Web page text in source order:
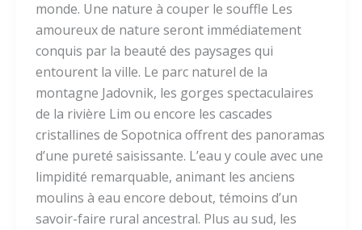
monde. Une nature à couper le souffle Les
amoureux de nature seront immédiatement
conquis par la beauté des paysages qui
entourent la ville. Le parc naturel de la
montagne Jadovnik, les gorges spectaculaires
de la rivière Lim ou encore les cascades
cristallines de Sopotnica offrent des panoramas
d’une pureté saisissante. L’eau y coule avec une
limpidité remarquable, animant les anciens
moulins à eau encore debout, témoins d’un
savoir-faire rural ancestral. Plus au sud, les